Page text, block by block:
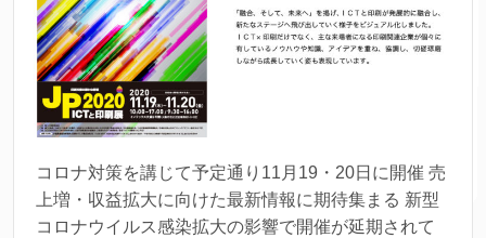
コロナ対策を講じて予定通り11月19・20日に開催 売
上増・収益拡大に向けた最新情報に期待集まる 新型
コロナウイルス感染拡大の影響で開催が延期されて